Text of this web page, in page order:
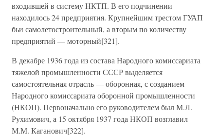
входившей в систему НКТП. В его подчинении
находилось 24 предприятия. Крупнейшим трестом ГУАП
бьи самолетостроительный, а вторым по количеству
предприятий — моторный[321].
В декабре 1936 года из состава Народного комиссариата
тяжелой промышленности СССР выделяется
самостоятельная отрасль — оборонная, с созданием
Народного комиссариата оборонной промышленности
(НКОП). Первоначально его руководителем был М.Л.
Рухимович, а 15 октября 1937 года НКОП возглавил
М.М. Каганович[322].